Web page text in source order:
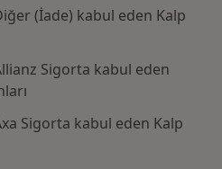
(İade) kabul eden Kalp
Sigorta kabul eden
Sigorta kabul eden Kalp